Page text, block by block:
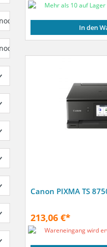
(Seiten/Min.)
nach ISO/IEC 24734
Mehr als 10 auf Lager
In den
Canon PIXMA TS
213,06 €*
Wareneingang wird